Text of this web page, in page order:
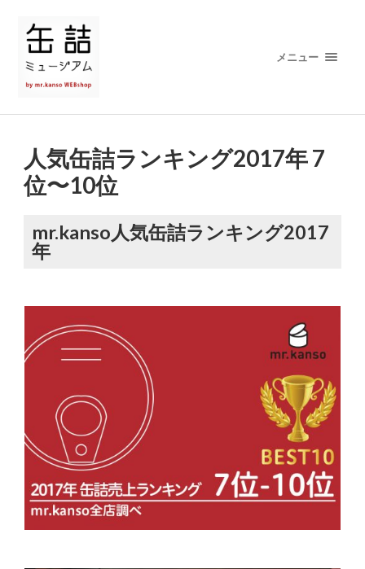
メニュー
人気缶詰ランキング2017年 7
位〜10位
mr.kanso人気缶詰ランキング2017
年